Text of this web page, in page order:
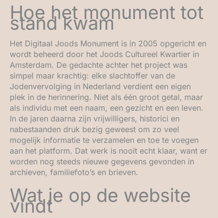
Hoe het monument tot
stand kwam
Het Digitaal Joods Monument is in 2005 opgericht en
wordt beheerd door het Joods Cultureel Kwartier in
Amsterdam. De gedachte achter het project was
simpel maar krachtig: elke slachtoffer van de
Jodenvervolging in Nederland verdient een eigen
plek in de herinnering. Niet als één groot getal, maar
als individu met een naam, een gezicht en een leven.
In de jaren daarna zijn vrijwilligers, historici en
nabestaanden druk bezig geweest om zo veel
mogelijk informatie te verzamelen en toe te voegen
aan het platform. Dat werk is nooit echt klaar, want er
worden nog steeds nieuwe gegevens gevonden in
archieven, familiefoto’s en brieven.
Wat je op de website
vindt